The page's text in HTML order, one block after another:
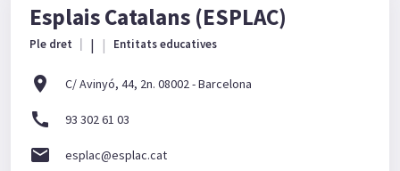
Esplais Catalans (ESPLAC)
Ple dret | Entitats educatives
location_on C/ Avinyó, 44, 2n. 08002 - Barcelona
call 93 302 61 03
email esplac@esplac.cat